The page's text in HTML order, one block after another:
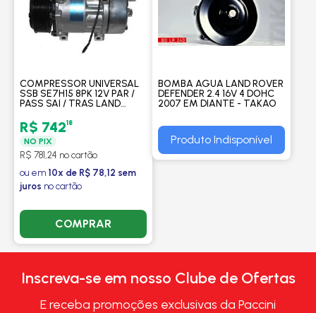
COMPRESSOR UNIVERSAL
SSB SE7H15 8PK 12V PAR /
PASS SAI / TRAS LAND
PROCOOLER
R$ 74218
NO PIX
R$ 781,24 no cartão
ou em 10x de R$ 78,12 sem
juros no cartão
COMPRAR
BOMBA AGUA LAND ROVER
DEFENDER 2.4 16V 4 DOHC
2007 EM DIANTE - TAKAO
Produto Indisponível
Inscreva-se em nosso Clube de Ofertas
E receba promoções exclusivas da Paccini